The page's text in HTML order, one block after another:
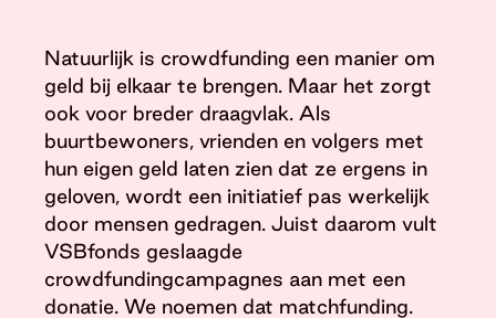
Natuurlijk is crowdfunding een manier om
geld bij elkaar te brengen. Maar het zorgt
ook voor breder draagvlak. Als
buurtbewoners, vrienden en volgers met
hun eigen geld laten zien dat ze ergens in
geloven, wordt een initiatief pas werkelijk
door mensen gedragen. Juist daarom vult
VSBfonds geslaagde
crowdfundingcampagnes aan met een
donatie. We noemen dat matchfunding.